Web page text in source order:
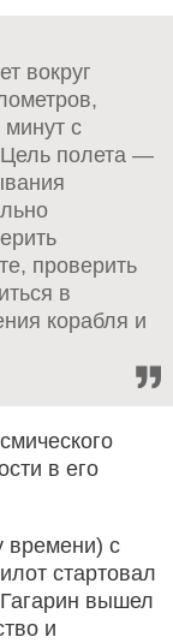
вокруг
с
Цель полета —
проверить
в
корабля и
в его
времени) с
стартовал
Гагарин вышел
и